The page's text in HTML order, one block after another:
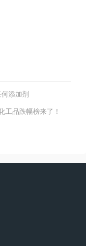
添加剂
工品跌幅榜来了！